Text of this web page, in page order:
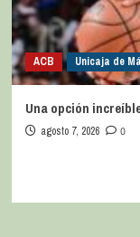
ACB Unicaja de
Una opción
agosto 7, 2026 0